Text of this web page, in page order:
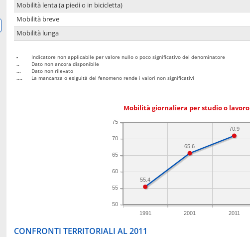
Mobilità lenta (a piedi o in bicicletta)
Mobilità breve
Mobilità lunga
-
Indicatore non applicabile per valore nullo o poco significativo del denominatore
..
Dato non ancora disponibile
...
Dato non rilevato
....
La mancanza o esiguità del fenomeno rende i valori non significativi
Mobilità giornaliera per studio o lavoro
1991 2001 2011
50
55
60
65
70
75
70.9
65.6
55.4
CONFRONTI TERRITORIALI AL 2011